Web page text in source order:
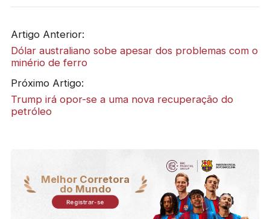
Artigo Anterior:
Dólar australiano sobe apesar dos problemas com o
minério de ferro
Próximo Artigo:
Trump irá opor-se a uma nova recuperação do
petróleo
Melhor Corretora
do Mundo
Registrar-se